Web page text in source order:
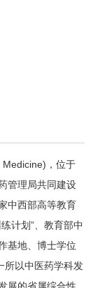
，位于
管理局共同建设
中西部高等教育
计划”、教育部中
基地、博士学位
所以中医药学科发